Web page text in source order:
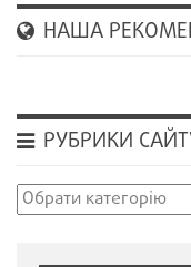
НАША
РУБРИКИ
Рубрики